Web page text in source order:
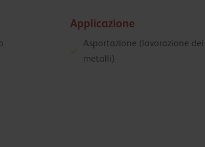
Applicazione
Asportazione (lavorazione dei
metalli)